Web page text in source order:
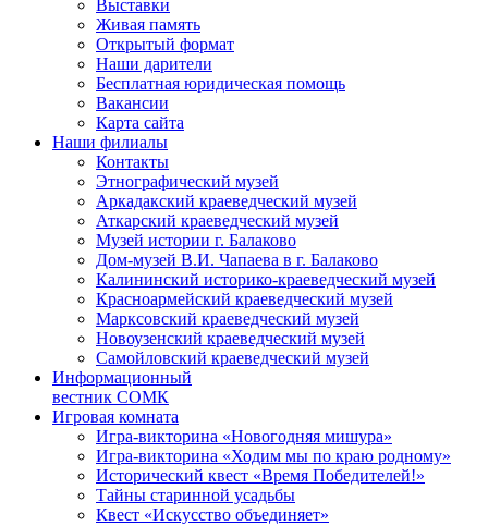
Выставки
Живая память
Открытый формат
Наши дарители
Бесплатная юридическая помощь
Вакансии
Карта сайта
Наши филиалы
Контакты
Этнографический музей
Аркадакский краеведческий музей
Аткарский краеведческий музей
Музей истории г. Балаково
Дом-музей В.И. Чапаева в г. Балаково
Калининский историко-краеведческий музей
Красноармейский краеведческий музей
Марксовский краеведческий музей
Новоузенский краеведческий музей
Самойловский краеведческий музей
Информационный
вестник СОМК
Игровая комната
Игра-викторина «Новогодняя мишура»
Игра-викторина «Ходим мы по краю родному»
Исторический квест «Время Победителей!»
Тайны старинной усадьбы
Квест «Искусство объединяет»